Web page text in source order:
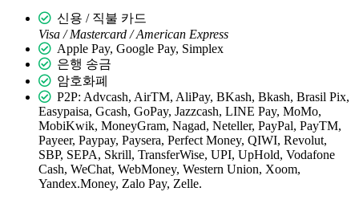
신용 / 직불 카드
Visa / Mastercard / American Express
Apple Pay, Google Pay, Simplex
은행 송금
암호화폐
P2P: Advcash, AirTM, AliPay, BKash, Bkash, Brasil Pix,
Easypaisa, Gcash, GoPay, Jazzcash, LINE Pay, MoMo,
MobiKwik, MoneyGram, Nagad, Neteller, PayPal, PayTM,
Payeer, Paypay, Paysera, Perfect Money, QIWI, Revolut,
SBP, SEPA, Skrill, TransferWise, UPI, UpHold, Vodafone
Cash, WeChat, WebMoney, Western Union, Xoom,
Yandex.Money, Zalo Pay, Zelle.